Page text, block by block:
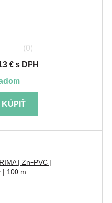
(0)
€ s DPH
KÚPIŤ
| Zn+PVC |
| 100 m